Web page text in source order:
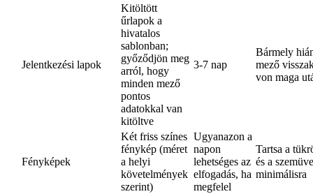
Jelentkezési lapok
Kitöltött
űrlapok a
hivatalos
sablonban;
győződjön meg
arról, hogy
minden mező
pontos
adatokkal van
kitöltve
3-7 nap
Bármely
mező
von maga
Fényképek
Két friss színes
fénykép (méret
a helyi
követelmények
szerint)
Ugyanazon a
napon
lehetséges az
elfogadás, ha
megfelel
Tartsa a
és a
minimálisra